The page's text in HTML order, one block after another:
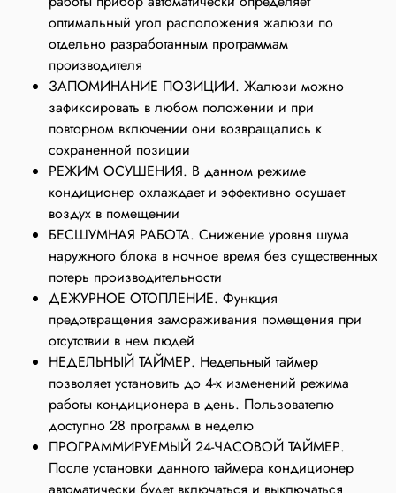
оптимальный угол расположения жалюзи по
отдельно разработанным программам
производителя
ЗАПОМИНАНИЕ ПОЗИЦИИ. Жалюзи можно
зафиксировать в любом положении и при
повторном включении они возвращались к
сохраненной позиции
РЕЖИМ ОСУШЕНИЯ. В данном режиме
кондиционер охлаждает и эффективно осушает
воздух в помещении
БЕСШУМНАЯ РАБОТА. Снижение уровня шума
наружного блока в ночное время без существенных
потерь производительности
ДЕЖУРНОЕ ОТОПЛЕНИЕ. Функция
предотвращения замораживания помещения при
отсутствии в нем людей
НЕДЕЛЬНЫЙ ТАЙМЕР. Недельный таймер
позволяет установить до 4-х изменений режима
работы кондиционера в день. Пользователю
доступно 28 программ в неделю
ПРОГРАММИРУЕМЫЙ 24-ЧАСОВОЙ ТАЙМЕР.
После установки данного таймера кондиционер